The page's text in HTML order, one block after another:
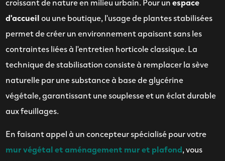
d'accueilou une boutique, l'usage de plantes stabilisées
permet de créer un environnement apaisant sans les
contraintes liées à l'entretien horticole classique. La
technique de stabilisation consiste à remplacer la sève
naturelle par une substance à base de glycérine
végétale, garantissant une souplesse et un éclat durable
aux feuillages.
En faisant appel à un concepteur spécialisé pour votre
mur végétal et aménagement mur et plafond, vous